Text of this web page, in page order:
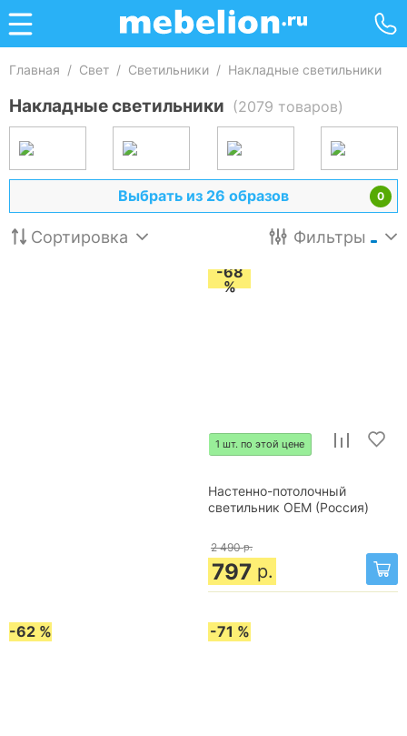
Главная / Свет / Светильники / Накладные светильники
Накладные светильники (2079 товаров)
0
Выбрать из 26 образов
Сортировка Фильтры
-68
%
1 шт. по этой цене
Настенно-потолочный
светильник OEM (Россия)
2 490 р.
797 р.
-62 % -71 %